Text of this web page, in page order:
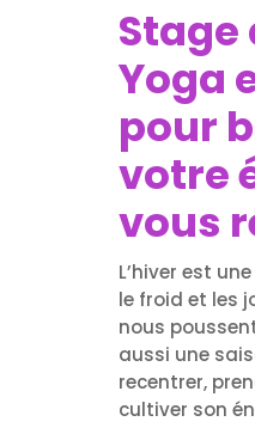
Stage
Yoga
pour
votre
vous
L’hiver est
le froid et les
nous
aussi une
recentrer,
cultiver son